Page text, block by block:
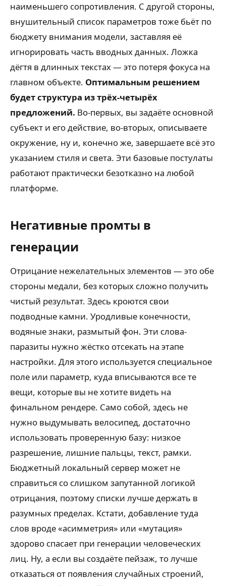
наименьшего сопротивления. С другой стороны,
внушительный список параметров тоже бьёт по
бюджету внимания модели, заставляя её
игнорировать часть вводных данных. Ложка
дёгтя в длинных текстах — это потеря фокуса на
главном объекте. Оптимальным решением
будет структура из трёх-четырёх
предложений. Во-первых, вы задаёте основной
субъект и его действие, во-вторых, описываете
окружение, ну и, конечно же, завершаете всё это
указанием стиля и света. Эти базовые постулаты
работают практически безотказно на любой
платформе.
Негативные промты в
генерации
Отрицание нежелательных элементов — это обе
стороны медали, без которых сложно получить
чистый результат. Здесь кроются свои
подводные камни. Уродливые конечности,
водяные знаки, размытый фон. Эти слова-
паразиты нужно жёстко отсекать на этапе
настройки. Для этого используется специальное
поле или параметр, куда вписываются все те
вещи, которые вы не хотите видеть на
финальном рендере. Само собой, здесь не
нужно выдумывать велосипед, достаточно
использовать проверенную базу: низкое
разрешение, лишние пальцы, текст, рамки.
Бюджетный локальный сервер может не
справиться со слишком запутанной логикой
отрицания, поэтому списки лучше держать в
разумных пределах. Кстати, добавление туда
слов вроде «асимметрия» или «мутация»
здорово спасает при генерации человеческих
лиц. Ну, а если вы создаёте пейзаж, то лучше
отказаться от появления случайных строений,